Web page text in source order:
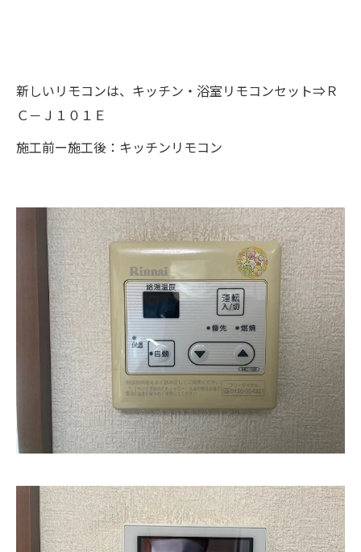
新しいリモコンは、キッチン・浴室リモコンセット⇒Ｒ
Ｃ－Ｊ１０１Ｅ
施工前ー施工後：キッチンリモコン